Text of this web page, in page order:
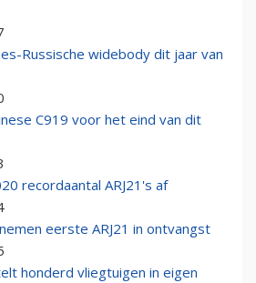
Russische widebody dit jaar van
C919 voor het eind van dit
recordaantal ARJ21's af
eerste ARJ21 in ontvangst
honderd vliegtuigen in eigen